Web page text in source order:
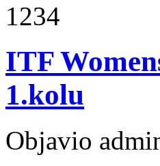
1234
ITF
1.kolu
Objavio